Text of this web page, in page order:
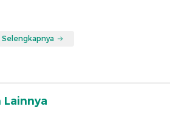
Selengkapnya